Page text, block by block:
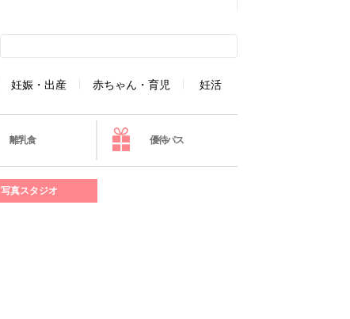
妊娠・出産 赤ちゃん・育児 妊活
離乳食 優待パス
写真スタジオ